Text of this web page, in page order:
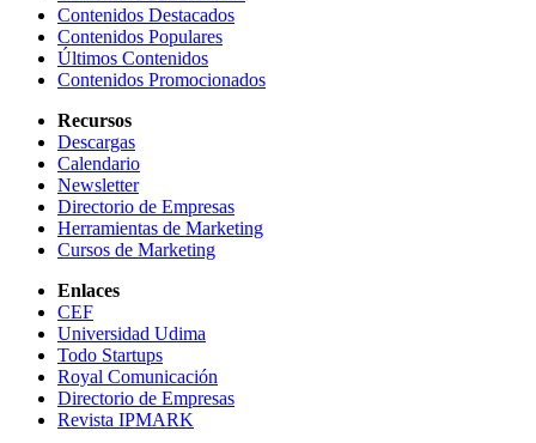
Contenidos Destacados
Contenidos Populares
Últimos Contenidos
Contenidos Promocionados
Recursos
Descargas
Calendario
Newsletter
Directorio de Empresas
Herramientas de Marketing
Cursos de Marketing
Enlaces
CEF
Universidad Udima
Todo Startups
Royal Comunicación
Directorio de Empresas
Revista IPMARK